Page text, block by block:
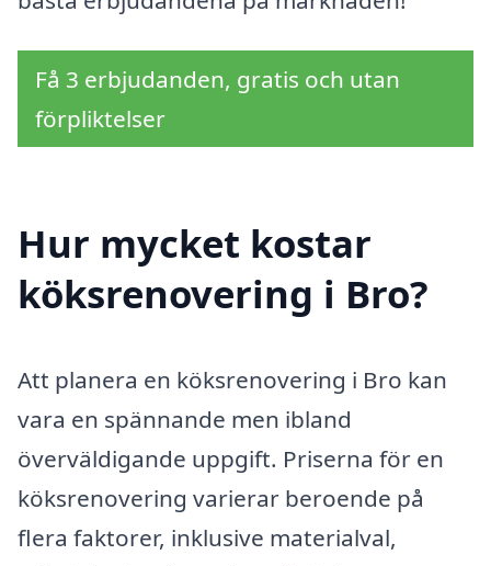
Få 3 erbjudanden, gratis och utan
förpliktelser
Hur mycket kostar
köksrenovering i Bro?
Att planera en köksrenovering i Bro kan
vara en spännande men ibland
överväldigande uppgift. Priserna för en
köksrenovering varierar beroende på
flera faktorer, inklusive materialval,